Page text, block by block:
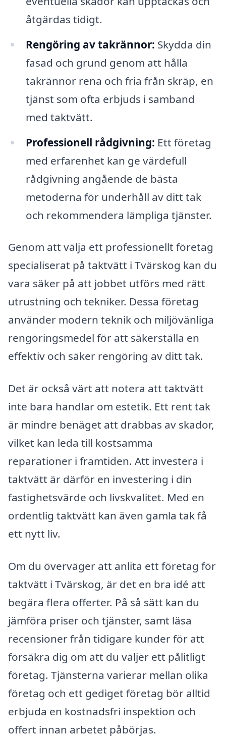
åtgärdas tidigt.
Rengöring av takrännor: Skydda din
fasad och grund genom att hålla
takrännor rena och fria från skräp, en
tjänst som ofta erbjuds i samband
med taktvätt.
Professionell rådgivning: Ett företag
med erfarenhet kan ge värdefull
rådgivning angående de bästa
metoderna för underhåll av ditt tak
och rekommendera lämpliga tjänster.
Genom att välja ett professionellt företag
specialiserat på taktvätt i Tvärskog kan du
vara säker på att jobbet utförs med rätt
utrustning och tekniker. Dessa företag
använder modern teknik och miljövänliga
rengöringsmedel för att säkerställa en
effektiv och säker rengöring av ditt tak.
Det är också värt att notera att taktvätt
inte bara handlar om estetik. Ett rent tak
är mindre benäget att drabbas av skador,
vilket kan leda till kostsamma
reparationer i framtiden. Att investera i
taktvätt är därför en investering i din
fastighetsvärde och livskvalitet. Med en
ordentlig taktvätt kan även gamla tak få
ett nytt liv.
Om du överväger att anlita ett företag för
taktvätt i Tvärskog, är det en bra idé att
begära flera offerter. På så sätt kan du
jämföra priser och tjänster, samt läsa
recensioner från tidigare kunder för att
försäkra dig om att du väljer ett pålitligt
företag. Tjänsterna varierar mellan olika
företag och ett gediget företag bör alltid
erbjuda en kostnadsfri inspektion och
offert innan arbetet påbörjas.